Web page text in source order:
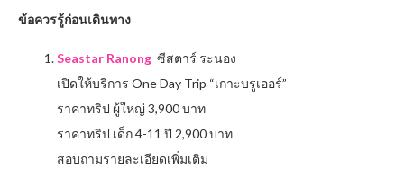
ข้อควรรู้ก่อนเดินทาง
Seastar Ranong ซีสตาร์ ระนอง
เปิดให้บริการ One Day Trip “เกาะบรูเออร์”
ราคาทริป ผู้ใหญ่ 3,900 บาท
ราคาทริป เด็ก 4-11 ปี 2,900 บาท
สอบถามรายละเอียดเพิ่มเติม